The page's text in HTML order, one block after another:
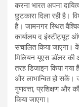
करना भारत अपना
छुटकारा दिला रही है।
है। जामनगर स्थित
कार्यालय द इंस्टीट्यूट
संचालित किया जाएगा।
मिलियन यूएस डॉलर की
तरह डिजाइन किया
और लाभान्वित हो सकें।
गुणवत्ता, प्रशिक्षण और
किया जाएगा।